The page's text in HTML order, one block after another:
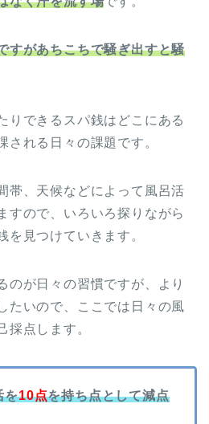
すがあちこちで騒ぎ出すと騒
りできるスパ銭はどこにある
される日々の課題です。
帯、天候などによって風呂活
すので、いろいろ探りながら
を見つけていきます。
のが日々の習慣ですが、より
たいので、ここでは日々の風
採点します。
を10点を持ち点として減点